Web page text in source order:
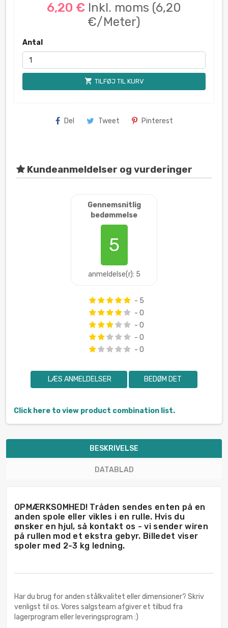
6,20 € Inkl. moms (6,20
€/Meter)
Antal
shopping_cart TILFØJ TIL KURV
Del Tweet Pinterest
Kundeanmeldelser og vurderinger
Gennemsnitlig
bedømmelse
5
anmeldelse(r): 5
- 5
- 0
- 0
- 0
- 0
LÆS ANMELDELSER BEDØM DET
Click here to view product combination list.
BESKRIVELSE
DATABLAD
OPMÆRKSOMHED! Tråden sendes enten på en
anden spole eller vikles i en rulle. Hvis du
ønsker en hjul, så kontakt os - vi sender wiren
på rullen mod et ekstra gebyr. Billedet viser
spoler med 2-3 kg ledning.
Har du brug for anden stålkvalitet eller dimensioner? Skriv
venligst til os. Vores salgsteam afgiver et tilbud fra
lagerprogram eller leveringsprogram :)